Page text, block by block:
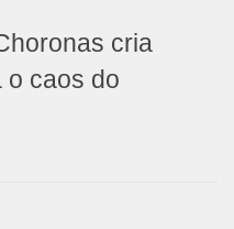
cria
o caos do